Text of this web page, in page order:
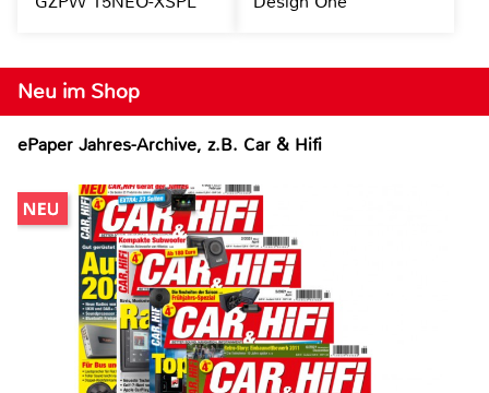
Neu im Shop
ePaper Jahres-Archive, z.B. Car & Hifi